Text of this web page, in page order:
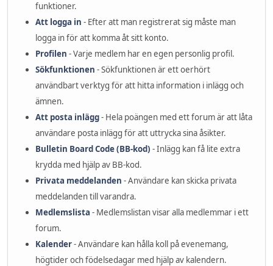
funktioner.
Att logga in - Efter att man registrerat sig måste man
logga in för att komma åt sitt konto.
Profilen - Varje medlem har en egen personlig profil.
Sökfunktionen - Sökfunktionen är ett oerhört
användbart verktyg för att hitta information i inlägg och
ämnen.
Att posta inlägg- Hela poängen med ett forum är att låta
användare posta inlägg för att uttrycka sina åsikter.
Bulletin Board Code (BB-kod) - Inlägg kan få lite extra
krydda med hjälp av BB-kod.
Privata meddelanden - Användare kan skicka privata
meddelanden till varandra.
Medlemslista - Medlemslistan visar alla medlemmar i ett
forum.
Kalender- Användare kan hålla koll på evenemang,
högtider och födelsedagar med hjälp av kalendern.